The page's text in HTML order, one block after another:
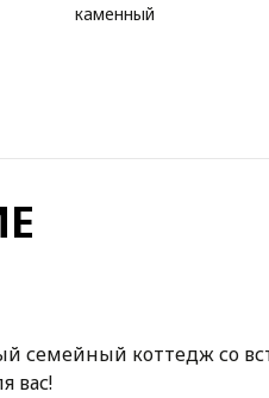
каменный
семейный коттедж со
вас!